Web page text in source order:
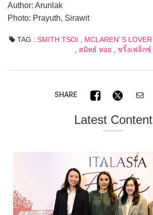
Author: Arunlak
Photo: Prayuth, Sirawit
TAG : SMITH TSOI MCLAREN’ S LOVER
สมิทธ์ ทอย ชริ้งเฟล็กซ์
SHARE
Latest Content